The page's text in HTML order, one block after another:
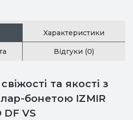
Характеристики
Відгуки (0)
та якості з
бонетою IZMIR
DF VS